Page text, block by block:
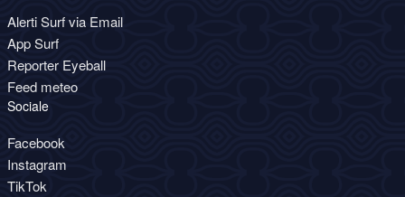
Alerti Surf via Email
App Surf
Reporter Eyeball
Feed meteo
Sociale
Facebook
Instagram
TikTok